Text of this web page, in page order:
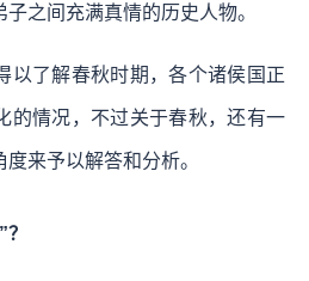
之间充满真情的历史人物。
以了解春秋时期，各个诸侯国正
的情况，不过关于春秋，还有一
来予以解答和分析。